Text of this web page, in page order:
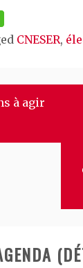
CNESER,
à agir